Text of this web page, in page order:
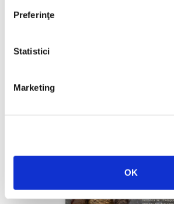
Preferinţe
Statistici
Marketing
OK
Thierry Wolton, Lumea